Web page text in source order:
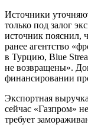
Источники
только под залог
источник пояснил,
ранее агентство
в Турцию, Blue
не возвращены».
финансировании
Экспортная
сейчас «Газпром»
требует